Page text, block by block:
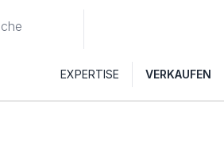
EXPERTISE VERKAUFEN